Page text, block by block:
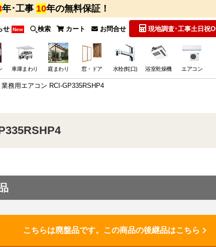
年･工事 10年の無料保証！
せ New 検索 カート お問合せ 現地調査･工事土日祝
車庫まわり 庭まわり 窓・ドア 水栓(蛇口) 浴室乾燥機 エアコン
務用エアコン RCI-GP335RSHP4
こちらは廃盤品です。この商品の後継品はこちら